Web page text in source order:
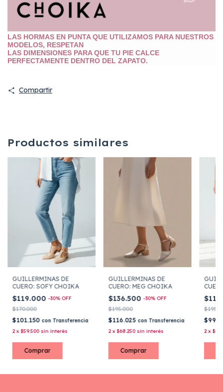
LAS HORMAS EN PUNTA QUE UTILIZAMOS PARA NUESTROS
MODELOS, RESPETAN
LAS DIMENSIONES PARA QUE TU PIE CALCE
PERFECTAMENTE DENTRO DEL ZAPATO.
Compartir
Productos similares
GUILLERMINAS DE
CUERO: SOFY CHOIKA
$119.000-30% OFF
$170.000
$101.150 con Transferencia
2 x$59.500 sin interés
Comprar
GUILLERMINAS DE
CUERO: MEG CHOIKA
$136.500-30% OFF
$195.000
$116.025 con Transferencia
2 x$68.250 sin interés
Comprar
2 x